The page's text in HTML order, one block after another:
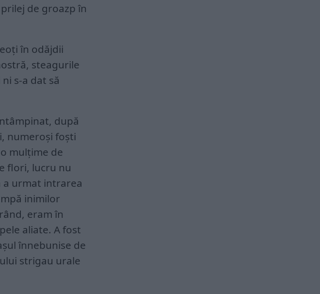
de groazp în
în odăjdii
steagurile
s-a dat să
după
numeroși foști
mulțime de
flori, lucru nu
a urmat intrarea
inimilor
eram în
aliate. A fost
înnebunise de
strigau urale